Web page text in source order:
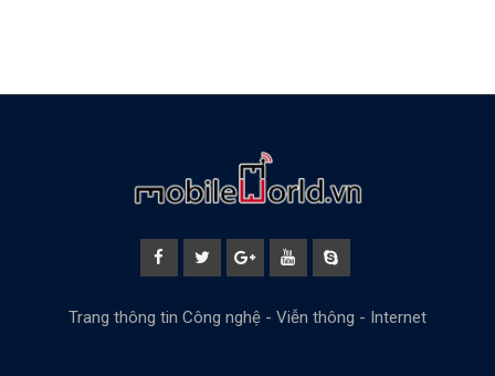
Trang thông tin Công nghệ - Viễn thông - Internet